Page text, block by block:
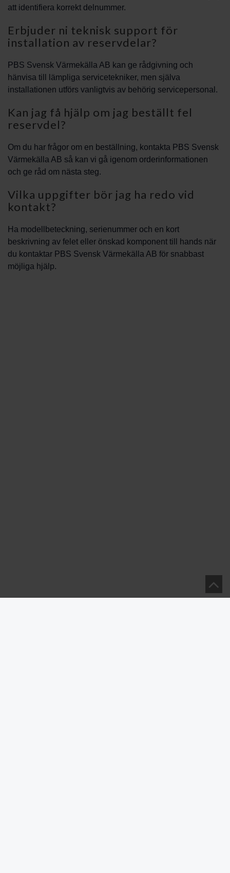
att identifiera korrekt delnummer.
Erbjuder ni teknisk support för
installation av reservdelar?
PBS Svensk Värmekälla AB kan ge rådgivning och
hänvisa till lämpliga servicetekniker, men själva
installationen utförs vanligtvis av behörig servicepersonal.
Kan jag få hjälp om jag beställt fel
reservdel?
Om du har frågor om en beställning, kontakta PBS Svensk
Värmekälla AB så kan vi gå igenom orderinformationen
och ge råd om nästa steg.
Vilka uppgifter bör jag ha redo vid
kontakt?
Ha modellbeteckning, serienummer och en kort
beskrivning av felet eller önskad komponent till hands när
du kontaktar PBS Svensk Värmekälla AB för snabbast
möjliga hjälp.